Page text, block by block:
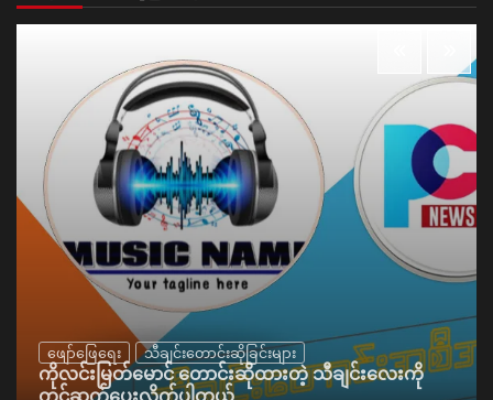
ဖျော်ဖြေရေး သီချင်းတောင်းဆိုခြင်းများ
ကိုလင်းမြတ်မောင် တောင်းဆိုထားတဲ့ သီချင်းလေးကို